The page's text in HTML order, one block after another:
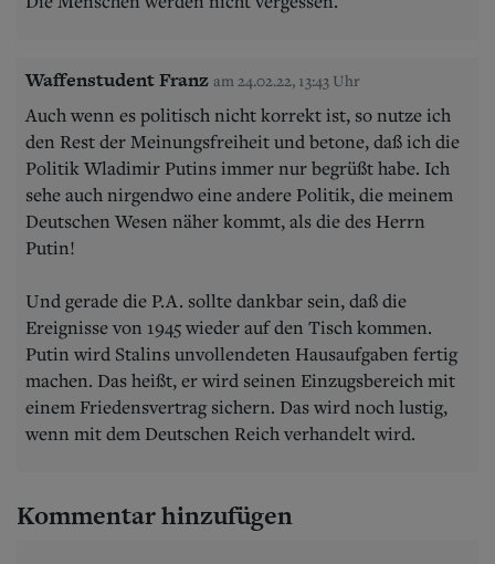
Waffenstudent Franz am 24.02.22, 13:43 Uhr
Auch wenn es politisch nicht korrekt ist, so nutze ich
den Rest der Meinungsfreiheit und betone, daß ich die
Politik Wladimir Putins immer nur begrüßt habe. Ich
sehe auch nirgendwo eine andere Politik, die meinem
Deutschen Wesen näher kommt, als die des Herrn
Putin!
Und gerade die P.A. sollte dankbar sein, daß die
Ereignisse von 1945 wieder auf den Tisch kommen.
Putin wird Stalins unvollendeten Hausaufgaben fertig
machen. Das heißt, er wird seinen Einzugsbereich mit
einem Friedensvertrag sichern. Das wird noch lustig,
wenn mit dem Deutschen Reich verhandelt wird.
Kommentar hinzufügen